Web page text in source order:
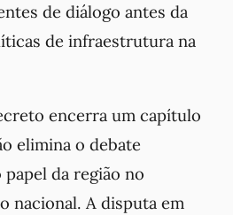
de diálogo antes da
de infraestrutura na
encerra um capítulo
elimina o debate
da região no
nacional. A disputa em